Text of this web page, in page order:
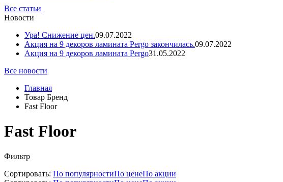
Все статьи
Новости
Ура! Снижение цен.09.07.2022
Акция на 9 декоров ламината Pergo закончилась.09.07.2022
Акция на 9 декоров ламината Pergo31.05.2022
Все новости
Главная
Товар Бренд
Fast Floor
Fast Floor
Фильтр
Сортировать: По популярностиПо ценеПо акции